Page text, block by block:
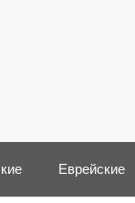
Еврейские